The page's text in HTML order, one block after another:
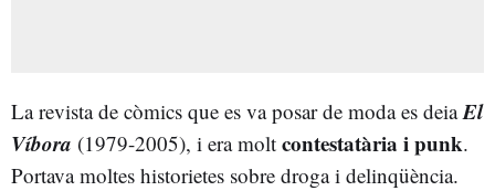
La revista de còmics que es va posar de moda es deiaEl
Víbora (1979-2005), i era molt contestatària i punk.
Portava moltes historietes sobre droga i delinqüència.